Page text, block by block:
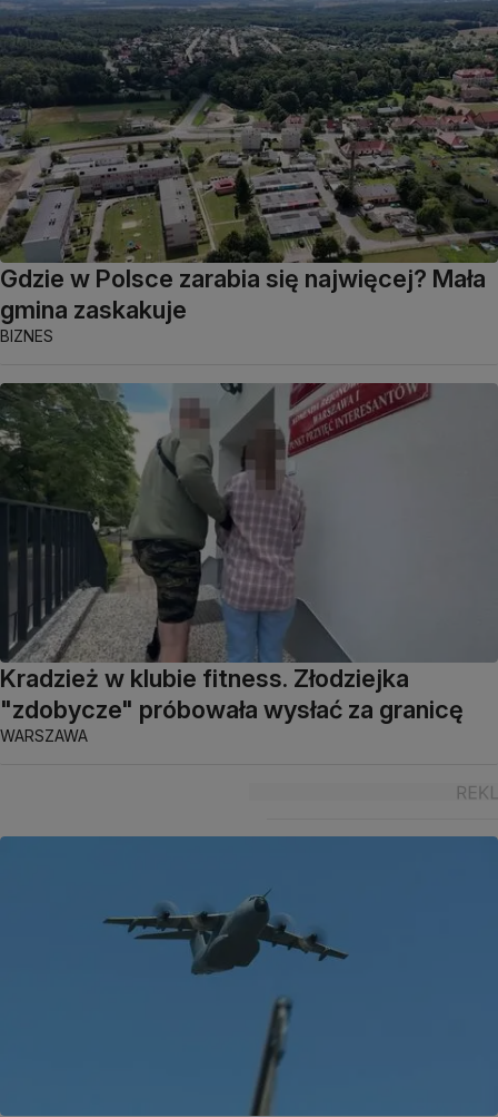
Gdzie w Polsce zarabia się najwięcej? Mała
gmina zaskakuje
BIZNES
Kradzież w klubie fitness. Złodziejka
"zdobycze" próbowała wysłać za granicę
WARSZAWA